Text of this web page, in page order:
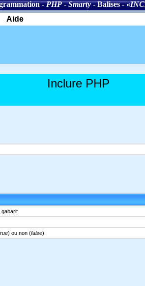
-PHP-Smarty-Balises- «
Aide
Inclure PHP
) ou non (false).